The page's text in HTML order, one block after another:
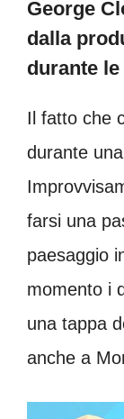
George
dalla
durante
Il fatto che
durante
farsi una
paesaggio
momento i
una tappa
anche a